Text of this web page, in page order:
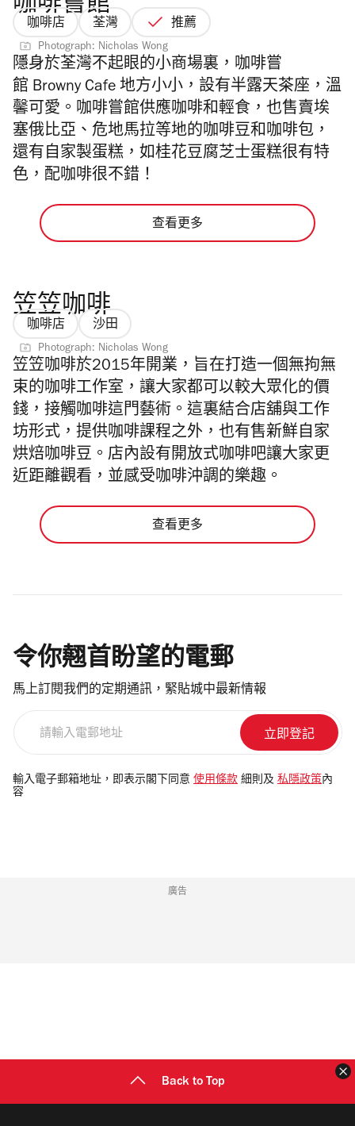
咖啡嘗館
咖啡店 荃灣 推薦
Photograph: Nicholas Wong
隱身於荃灣不起眼的小商場裏，咖啡嘗
館 Browny Cafe 地方小小，設有半露天茶座，溫
馨可愛。咖啡嘗館供應咖啡和輕食，也售賣埃
塞俄比亞、危地馬拉等地的咖啡豆和咖啡包，
還有自家製蛋糕，如桂花豆腐芝士蛋糕很有特
色，配咖啡很不錯！
查看更多
笠笠咖啡
咖啡店 沙田
Photograph: Nicholas Wong
笠笠咖啡於2015年開業，旨在打造一個無拘無
束的咖啡工作室， 讓大家都可以較大眾化的價
錢，接觸咖啡這門藝術。這裏結合店舖與工作
坊形式， 提供咖啡課程之外，也有售新鮮自家
烘焙咖啡豆。 店內設有開放式咖啡吧讓大家更
近距離觀看，並感受咖啡沖調的樂趣。
查看更多
令你翹首盼望的電郵
馬上訂閱我們的定期通訊，緊貼城中最新情報
電
郵
輸入電子郵箱地址，即表示閣下同意 使用條款 細則及 私隱政策 內
容
廣告
Back to Top